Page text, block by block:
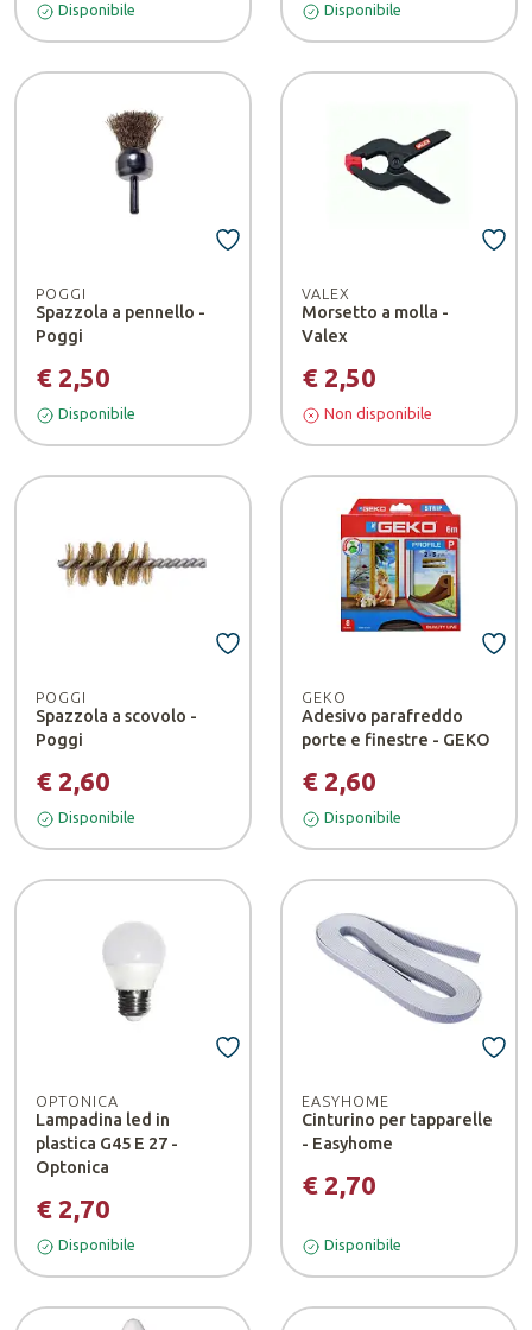
Disponibile Disponibile
POGGI
Spazzola a pennello -
Poggi
€ 2,50
Disponibile
VALEX
Morsetto a molla -
Valex
€ 2,50
Non disponibile
POGGI
Spazzola a scovolo -
Poggi
€ 2,60
Disponibile
GEKO
Adesivo parafreddo
porte e finestre - GEKO
€ 2,60
Disponibile
OPTONICA
Lampadina led in
plastica G45 E 27 -
Optonica
€ 2,70
Disponibile
EASYHOME
Cinturino per tapparelle
- Easyhome
€ 2,70
Disponibile
Codice sconto
PRIMO7
ottieni il 7% di sconto
sul tuo primo acquisto Ok, ho capito!